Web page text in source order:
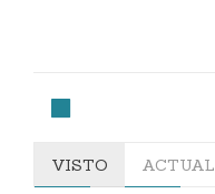
VISTO ACTUAL